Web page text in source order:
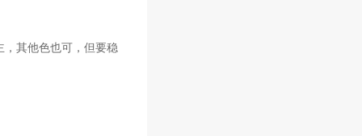
其他色也可，但要稳